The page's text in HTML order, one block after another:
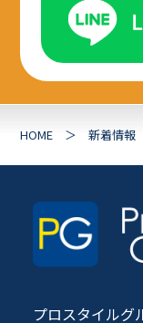
HOME 新着情報
プロスタイルグ